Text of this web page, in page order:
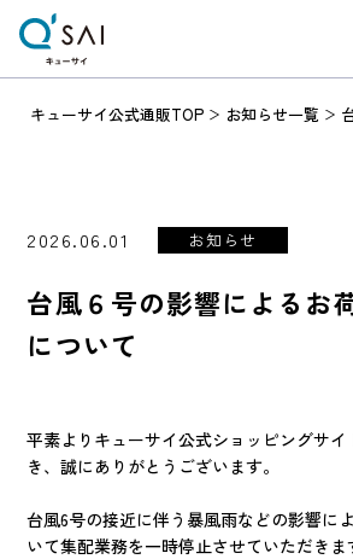
キューサイ公式通販TOP お知らせ一覧
2026.06.01 お知らせ
台風６号の影響によるお
について
平素よりキューサイ公式ショッピングサ
き、誠にありがとうございます。
台風6号の接近に伴う暴風雨などの影響に
いて集配業務を一時停止させていただきま